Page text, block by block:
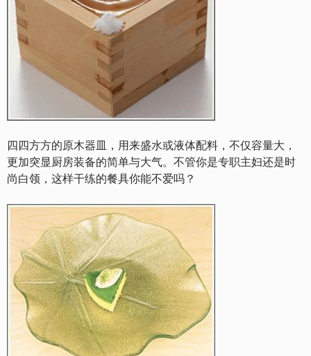
四四方方的原木器皿，用来盛水或液体配料，不仅容量大，
更加突显厨房装备的简单与大气。不管你是专职主妇还是时
尚白领，这样干练的餐具你能不爱吗？